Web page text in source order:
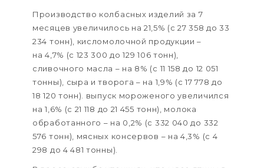
Производство колбасных изделий за 7
месяцев увеличилось на 21,5% (с 27 358 до 33
234 тонн), кисломолочной продукции –
на 4,7% (с 123 300 до 129 106 тонн),
сливочного масла – на 8% (с 11 158 до 12 051
тонны), сыра и творога – на 1,9% (с 17 778 до
18 120 тонн). выпуск мороженого увеличился
на 1,6% (с 21 118 до 21 455 тонн), молока
обработанного – на 0,2% (с 332 040 до 332
576 тонн), мясных консервов – на 4,3% (с 4
298 до 4 481 тонны).